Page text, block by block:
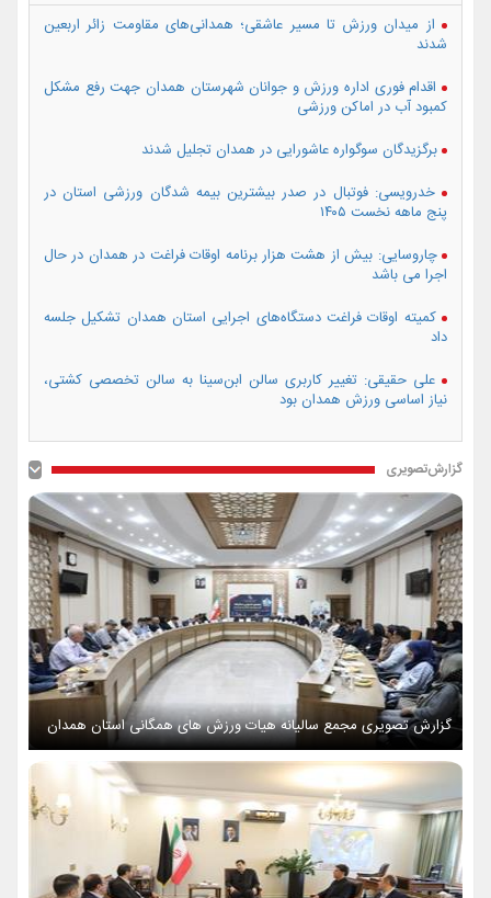
از میدان ورزش تا مسیر عاشقی؛ همدانی‌های مقاومت زائر اربعین
شدند
اقدام فوری اداره ورزش و جوانان شهرستان همدان جهت رفع مشکل
کمبود آب در اماکن ورزشی
برگزیدگان سوگواره عاشورایی در همدان تجلیل شدند
خدرویسی: فوتبال در صدر بیشترین بیمه شدگان ورزشی استان در
پنج ماهه نخست ۱۴۰۵
چاروسایی: بیش از هشت هزار برنامه اوقات فراغت در همدان در حال
اجرا می باشد
کمیته اوقات فراغت دستگاه‌های اجرایی استان همدان تشکیل جلسه
داد
علی حقیقی: تغییر کاربری سالن ابن‌سینا به سالن تخصصی کشتی،
نیاز اساسی ورزش همدان بود
گزارش‌تصویری
گزارش تصویری مجمع سالیانه هیات ورزش های همگانی استان همدان